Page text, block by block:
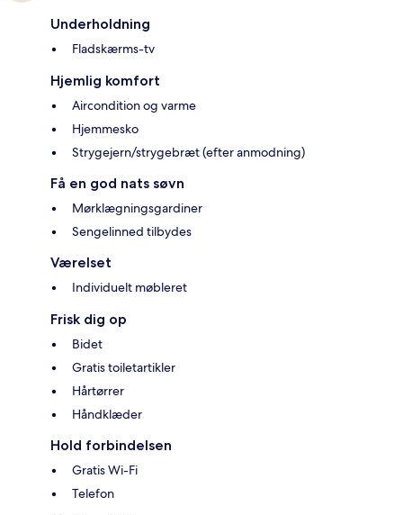
Underholdning
Fladskærms-tv
Hjemlig komfort
Aircondition og varme
Hjemmesko
Strygejern/strygebræt (efter anmodning)
Få en god nats søvn
Mørklægningsgardiner
Sengelinned tilbydes
Værelset
Individuelt møbleret
Frisk dig op
Bidet
Gratis toiletartikler
Hårtørrer
Håndklæder
Hold forbindelsen
Gratis Wi-Fi
Telefon